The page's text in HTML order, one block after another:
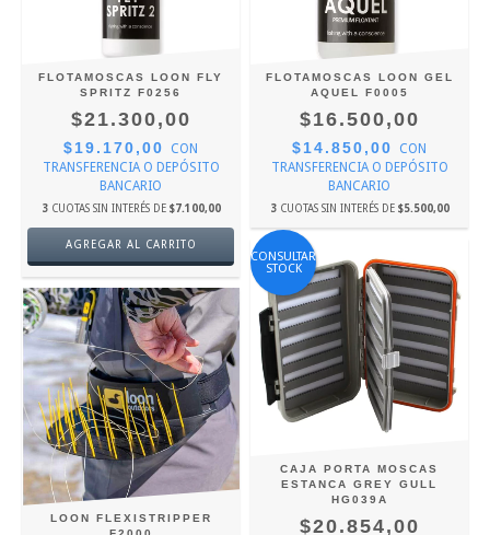
FLOTAMOSCAS LOON FLY
SPRITZ F0256
$21.300,00
$19.170,00
CON
TRANSFERENCIA O DEPÓSITO
BANCARIO
3 CUOTAS SIN INTERÉS DE $7.100,00
FLOTAMOSCAS LOON GEL
AQUEL F0005
$16.500,00
$14.850,00
CON
TRANSFERENCIA O DEPÓSITO
BANCARIO
3 CUOTAS SIN INTERÉS DE $5.500,00
LOON FLEXISTRIPPER
CONSULTAR
STOCK
CAJA PORTA MOSCAS
ESTANCA GREY GULL
HG039A
$20.854,00